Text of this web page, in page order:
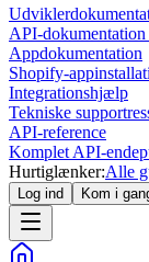
API-
Appdokumentation
Shopify-
Integrationshjælp
Tekniske
API-reference
Komplet API-
Hurtiglænker:Alle
Log ind Kom i